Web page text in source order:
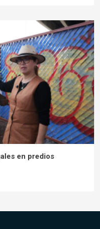
en predios